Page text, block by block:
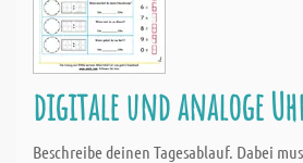
digitale und analoge
Beschreibe deinen Tagesablauf. Dabei